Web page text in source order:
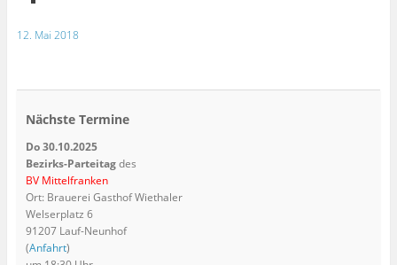
12. Mai 2018
Nächste Termine
Do 30.10.2025
Bezirks-Parteitagdes
BV Mittelfranken
Ort: Brauerei Gasthof Wiethaler
Welserplatz 6
91207 Lauf-Neunhof
(Anfahrt)